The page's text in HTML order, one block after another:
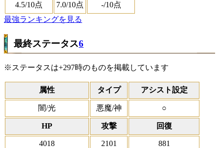
4.5/10点 7.0/10点 -/10点
最強ランキングを見る
最終ステータス6
※ステータスは+297時のものを掲載しています
属性 タイプ アシスト設定
闇/光 悪魔/神 ○
HP 攻撃 回復
4018 2101 881